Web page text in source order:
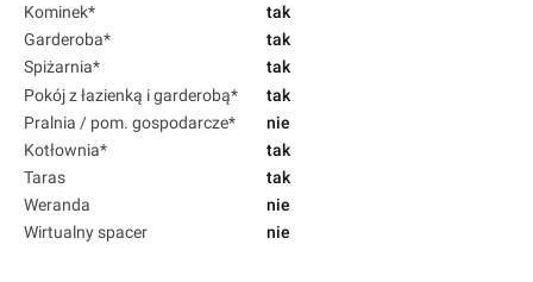
Kominek*
tak
Garderoba*
tak
Spiżarnia*
tak
Pokój z łazienką i garderobą*
tak
Pralnia / pom. gospodarcze*
nie
Kotłownia*
tak
Taras
tak
Weranda
nie
Wirtualny spacer
nie